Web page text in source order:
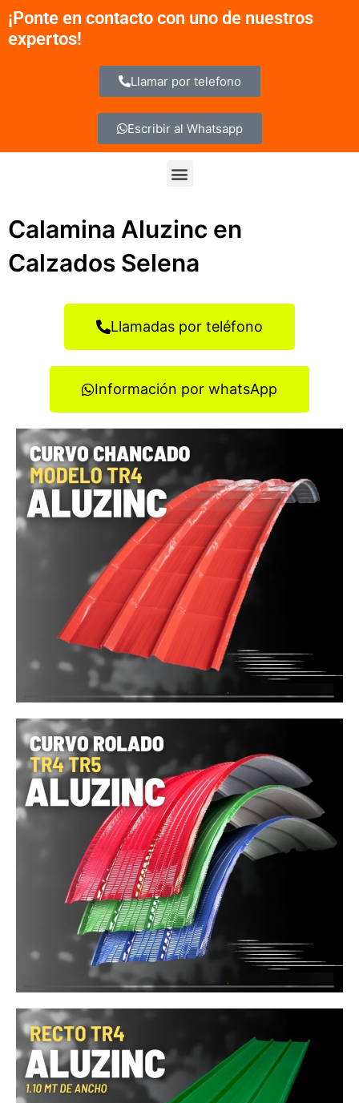
contenido
¡Ponte en contacto con uno de nuestros
expertos!
Llamar por telefono
Escribir al Whatsapp
Menu
Calamina Aluzinc en
Calzados Selena
Llamadas por teléfono
Información por whatsApp